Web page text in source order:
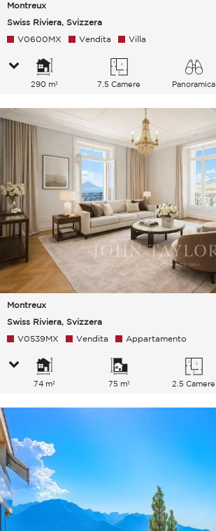
Montreux
Swiss Riviera, Svizzera
V0600MX Vendita Villa
290 m² 7.5 Camere
Panoramica
Montreux
Swiss Riviera, Svizzera
V0539MX Vendita Appartamento
74 m² 75 m² 2.5 Camere